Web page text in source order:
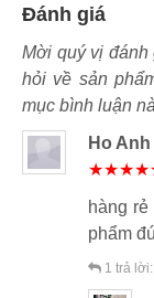
Đánh giá
Mời quý vị đánh
hỏi về sản
mục bình luận
Ho
hàng
phẩm
1 trả lời: